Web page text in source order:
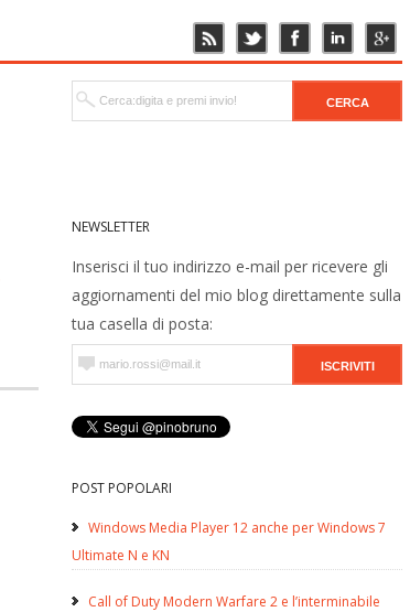
NEWSLETTER
Inserisci il tuo indirizzo e-mail per ricevere gli
aggiornamenti del mio blog direttamente sulla
tua casella di posta:
POST POPOLARI
Windows Media Player 12 anche per Windows 7
Ultimate N e KN
Call of Duty Modern Warfare 2 e l’interminabile